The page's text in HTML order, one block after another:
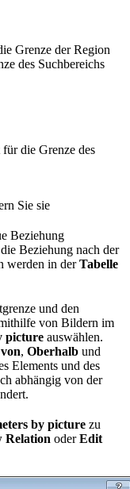
Grenze der Region
des Suchbereichs
die Grenze des
Sie sie
Beziehung
Beziehung nach der
werden in derTabelle
und den
von Bildern im
picture auswählen.
, Oberhalb und
Elements und des
abhängig von der
by picture zu
Relation oderEdit